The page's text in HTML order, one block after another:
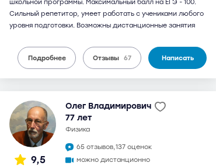
школьной программы. Максимальный балл на ЕГЭ - 100.
Сильный репетитор, умеет работать с учениками любого
уровня подготовки. Возможны дистанционные занятия
Подробнее Отзывы 67 Написать
9,5
Олег Владимирович
77 лет
физика
65 отзывов,137 оценок
можно дистанционно